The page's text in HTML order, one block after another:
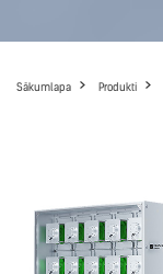
Sākumlapa Produkti